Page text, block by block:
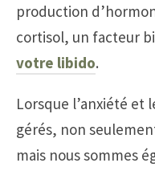
production
cortisol, un facteur
votre libido.
Lorsque l’anxiété et
gérés, non
mais nous sommes